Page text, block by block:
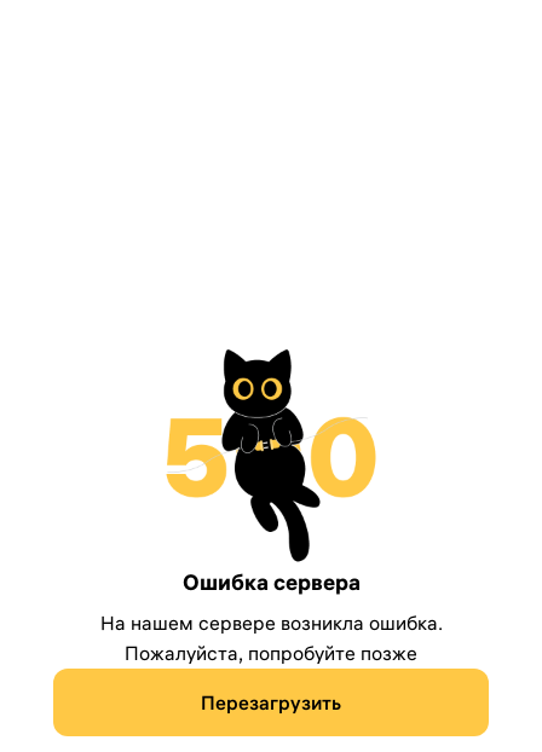
Ошибка сервера
На нашем сервере возникла ошибка.
Пожалуйста, попробуйте позже
Перезагрузить